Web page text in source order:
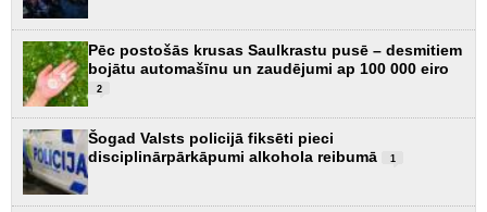
Pēc postošās krusas Saulkrastu pusē – desmitiem
bojātu automašīnu un zaudējumi ap 100 000 eiro
2
Šogad Valsts policijā fiksēti pieci
disciplinārpārkāpumi alkohola reibumā
1